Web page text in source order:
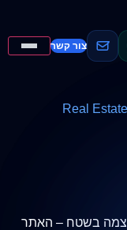
צור קשר
Real
בשטח – האתר